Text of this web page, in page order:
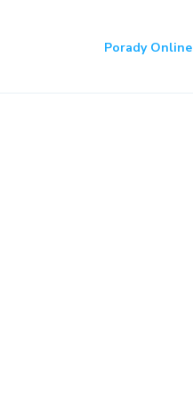
Porady Online